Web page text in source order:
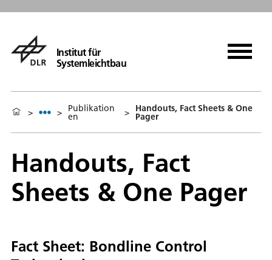
Institut für
Systemleichtbau
> > Publikation
en > Handouts, Fact Sheets & One
Pager
Handouts, Fact
Sheets & One Pager
Fact Sheet: Bondline Control